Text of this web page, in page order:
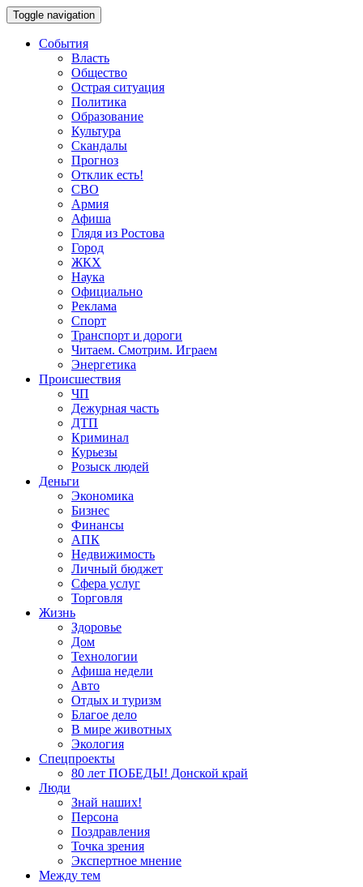
Toggle navigation
События
Власть
Общество
Острая ситуация
Политика
Образование
Культура
Скандалы
Прогноз
Отклик есть!
СВО
Армия
Афиша
Глядя из Ростова
Город
ЖКХ
Наука
Официально
Реклама
Спорт
Транспорт и дороги
Читаем. Смотрим. Играем
Энергетика
Происшествия
ЧП
Дежурная часть
ДТП
Криминал
Курьезы
Розыск людей
Деньги
Экономика
Бизнес
Финансы
АПК
Недвижимость
Личный бюджет
Сфера услуг
Торговля
Жизнь
Здоровье
Дом
Технологии
Афиша недели
Авто
Отдых и туризм
Благое дело
В мире животных
Экология
Спецпроекты
80 лет ПОБЕДЫ! Донской край
Люди
Знай наших!
Персона
Поздравления
Точка зрения
Экспертное мнение
Между тем